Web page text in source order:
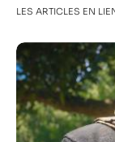
LES ARTICLES EN